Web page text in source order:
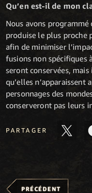
Qu’en est-il de mon
Nous avons
produise le plus proche
afin de minimiser
fusions non spécifiques
seront conservées,
qu’elles n’apparaissent
personnages des
conserveront pas leurs
PARTAGER
PRÉCÉDENT